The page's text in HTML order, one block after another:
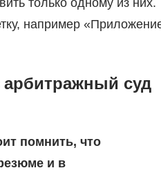
только одному из них.
например
суд
помнить, что
и в